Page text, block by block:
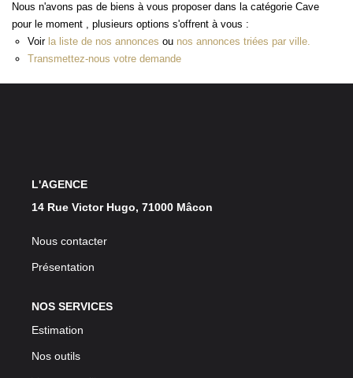
NOUS REJOINDRE
L'AGENCE
Nous n'avons pas de biens à vous proposer dans la catégorie Cave
pour le moment , plusieurs options s'offrent à vous :
Voir la liste de nos annonces ou nos annonces triées par ville.
Transmettez-nous votre demande
L'AGENCE
14 Rue Victor Hugo, 71000 Mâcon
Nous contacter
Présentation
NOS SERVICES
Estimation
Nos outils